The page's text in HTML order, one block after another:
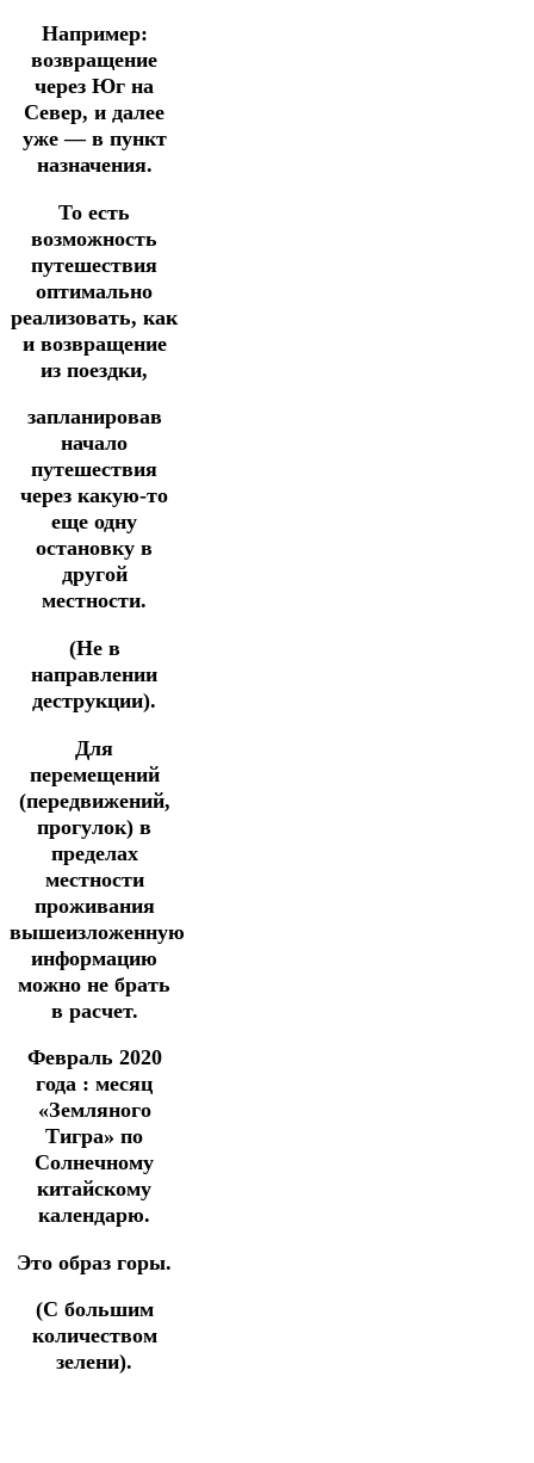
Например:
возвращение
через Юг на
Север, и далее
уже — в пункт
назначения.
То есть
возможность
путешествия
оптимально
реализовать, как
и возвращение
из поездки,
запланировав
начало
путешествия
через какую-то
еще одну
остановку в
другой
местности.
(Не в
направлении
деструкции).
Для
перемещений
(передвижений,
прогулок) в
пределах
местности
проживания
вышеизложенную
информацию
можно не брать
в расчет.
Февраль 2020
года : месяц
«Земляного
Тигра» по
Солнечному
китайскому
календарю.
Это образ горы.
(С большим
количеством
зелени).